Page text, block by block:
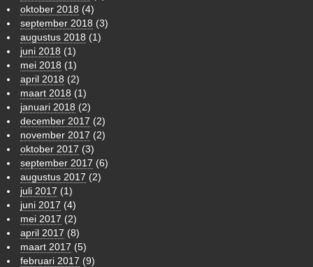
oktober 2018 (4)
september 2018 (3)
augustus 2018 (1)
juni 2018 (1)
mei 2018 (1)
april 2018 (2)
maart 2018 (1)
januari 2018 (2)
december 2017 (2)
november 2017 (2)
oktober 2017 (3)
september 2017 (6)
augustus 2017 (2)
juli 2017 (1)
juni 2017 (4)
mei 2017 (2)
april 2017 (8)
maart 2017 (5)
februari 2017 (9)